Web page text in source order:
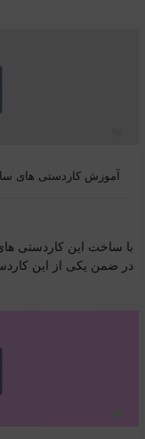
آموزش کاردستی های
با ساخت این کاردستی
در ضمن یکی از این